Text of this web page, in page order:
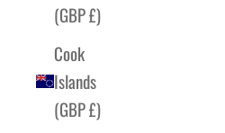
(GBP £)
Cook
Islands
(GBP £)